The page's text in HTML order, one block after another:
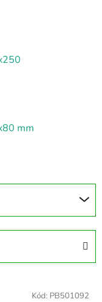
mm
Kód: PB501092